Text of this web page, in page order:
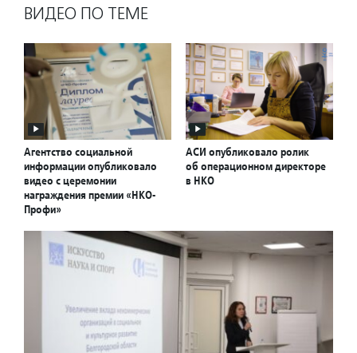
ВИДЕО ПО ТЕМЕ
Агентство социальной
информации опубликовало
видео с церемонии
награждения премии «НКО-
Профи»
АСИ опубликовало ролик
об операционном директоре
в НКО